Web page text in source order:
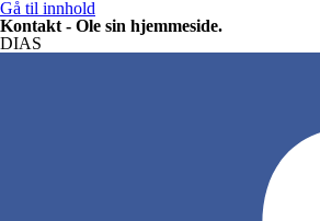
Gå til innhold
Kontakt - Ole sin hjemmeside.
DIAS